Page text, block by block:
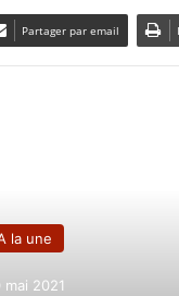
Partager par email
la une
mai 2021